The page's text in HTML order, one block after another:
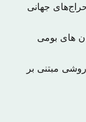
جهانی
زبان های بومی
مبتنی بر